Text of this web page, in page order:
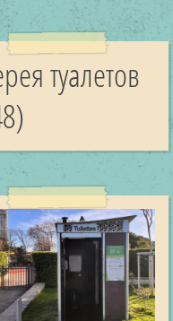
туалетов